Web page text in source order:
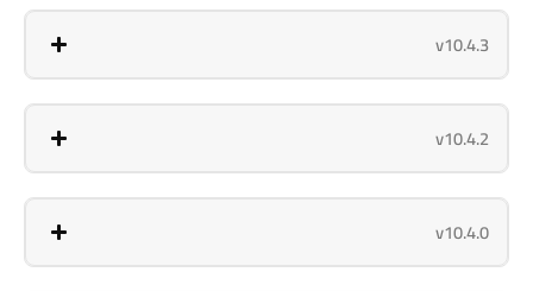
v10.4.3
v10.4.2
v10.4.0